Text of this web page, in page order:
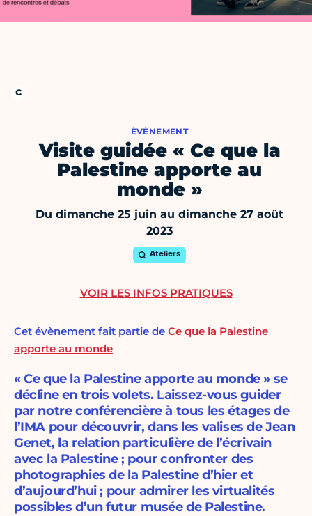
ÉVÈNEMENT
Visite guidée « Ce que la
Palestine apporte au
monde »
Du dimanche 25 juin au dimanche 27 août
2023
Ateliers
Cet évènement fait partie de Ce que la Palestine
apporte au monde
« Ce que la Palestine apporte au monde » se
décline en trois volets. Laissez-vous guider
par notre conférencière à tous les étages de
l’IMA pour découvrir, dans les valises de Jean
Genet, la relation particulière de l’écrivain
avec la Palestine ; pour confronter des
photographies de la Palestine d’hier et
d’aujourd’hui ; pour admirer les virtualités
possibles d’un futur musée de Palestine.
VOIR LES INFOS PRATIQUES